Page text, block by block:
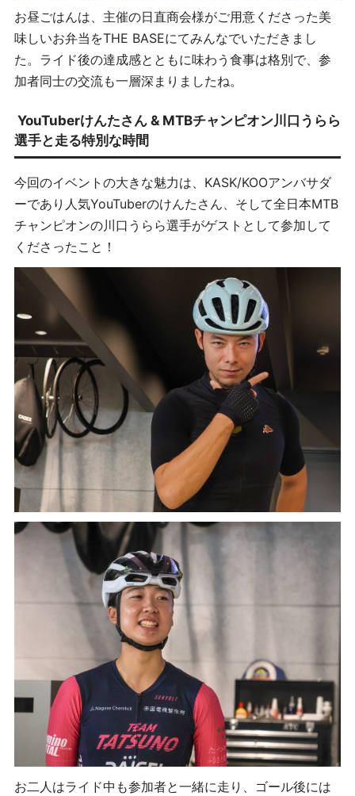
お昼ごはんは、主催の日直商会様がご用意くださった美
味しいお弁当をTHE BASEにてみんなでいただきまし
た。ライド後の達成感とともに味わう食事は格別で、参
加者同士の交流も一層深まりましたね。
YouTuberけんたさん & MTBチャンピオン川口うらら
選手と走る特別な時間
今回のイベントの大きな魅力は、KASK/KOOアンバサダ
ーであり人気YouTuberのけんたさん、そして全日本MTB
チャンピオンの川口うらら選手がゲストとして参加して
くださったこと！
お二人はライド中も参加者と一緒に走り、ゴール後には